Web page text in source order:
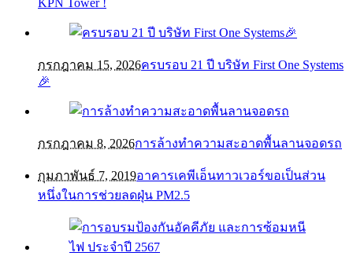
KPN Tower !
กรกฎาคม 15, 2026ครบรอบ 21 ปี บริษัท First One Systems
🎉
กรกฎาคม 8, 2026การล้างทำความสะอาดพื้นลานจอดรถ
กุมภาพันธ์ 7, 2019อาคารเคพีเอ็นทาวเวอร์ขอเป็นส่วน
หนึ่งในการช่วยลดฝุ่น PM2.5